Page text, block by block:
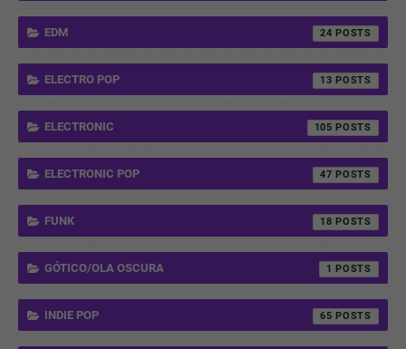
EDM 24
ELECTRO POP 13
ELECTRONIC 105
ELECTRONIC POP 47
FUNK 18
GÓTICO/OLA OSCURA 1
INDIE POP 65